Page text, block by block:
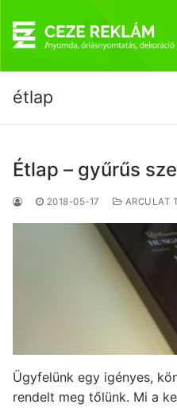
tartalomra
étlap
Étlap – gyűrűs
2018-05-17 ARCULAT
Ügyfelünk egy igényes,
rendelt meg tőlünk. Mi a